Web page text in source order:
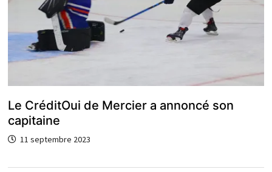
Le CréditOui de Mercier a annoncé son
capitaine
11 septembre 2023